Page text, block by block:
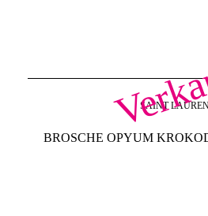
SAINT
BROSCHE OPYUM